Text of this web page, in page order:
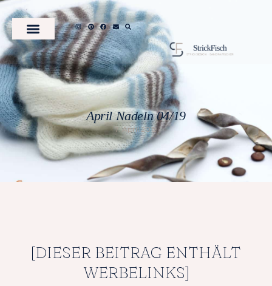
April Nadeln 04/19
7. April 2019
[DIESER BEITRAG ENTHÄLT
WERBELINKS]